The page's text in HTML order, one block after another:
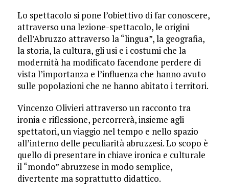
Lo spettacolo si pone l’obiettivo di far conoscere,
attraverso una lezione-spettacolo, le origini
dell’Abruzzo attraverso la “lingua”, la geografia,
la storia, la cultura, gli usi e i costumi che la
modernità ha modificato facendone perdere di
vista l’importanza e l’influenza che hanno avuto
sulle popolazioni che ne hanno abitato i territori.
Vincenzo Olivieri attraverso un racconto tra
ironia e riflessione, percorrerà, insieme agli
spettatori, un viaggio nel tempo e nello spazio
all’interno delle peculiarità abruzzesi. Lo scopo è
quello di presentare in chiave ironica e culturale
il “mondo” abruzzese in modo semplice,
divertente ma soprattutto didattico.